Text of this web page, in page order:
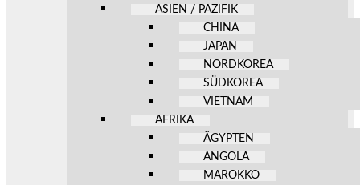
ASIEN / PAZIFIK
CHINA
JAPAN
NORDKOREA
SÜDKOREA
VIETNAM
AFRIKA
ÄGYPTEN
ANGOLA
MAROKKO